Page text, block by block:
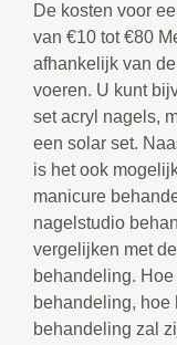
De kosten voor
van €10 tot €80
afhankelijk van
voeren. U kunt
set acryl nagels,
een solar set.
is het ook
manicure
nagelstudio
vergelijken met
behandeling.
behandeling, hoe
behandeling zal